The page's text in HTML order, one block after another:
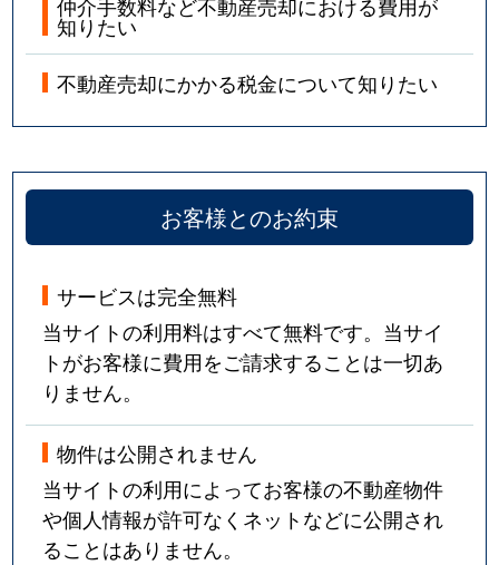
仲介手数料など不動産売却における費用が
知りたい
不動産売却にかかる税金について知りたい
お客様とのお約束
サービスは完全無料
当サイトの利用料はすべて無料です。当サイ
トがお客様に費用をご請求することは一切あ
りません。
物件は公開されません
当サイトの利用によってお客様の不動産物件
や個人情報が許可なくネットなどに公開され
ることはありません。